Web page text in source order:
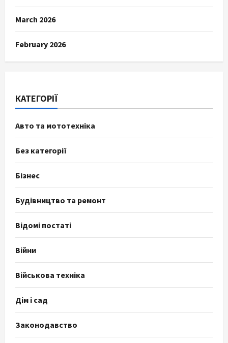
March 2026
February 2026
КАТЕГОРІЇ
Авто та мототехніка
Без категорії
Бізнес
Будівництво та ремонт
Відомі постаті
Війни
Військова техніка
Дім і сад
Законодавство